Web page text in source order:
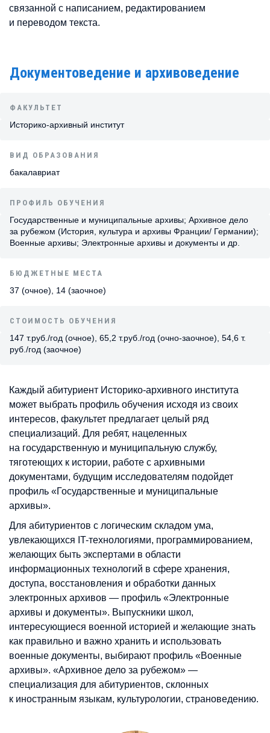
связанной с написанием, редактированием
и переводом текста.
Документоведение и архивоведение
ФАКУЛЬТЕТ
Историко-архивный институт
ВИД ОБРАЗОВАНИЯ
бакалавриат
ПРОФИЛЬ ОБУЧЕНИЯ
Государственные и муниципальные архивы; Архивное дело
за рубежом (История, культура и архивы Франции/ Германии);
Военные архивы; Электронные архивы и документы и др.
БЮДЖЕТНЫЕ МЕСТА
37 (очное), 14 (заочное)
СТОИМОСТЬ ОБУЧЕНИЯ
147 т.руб./год (очное), 65,2 т.руб./год (очно-заочное), 54,6 т.
руб./год (заочное)
Каждый абитуриент Историко-архивного института
может выбрать профиль обучения исходя из своих
интересов, факультет предлагает целый ряд
специализаций. Для ребят, нацеленных
на государственную и муниципальную службу,
тяготеющих к истории, работе с архивными
документами, будущим исследователям подойдет
профиль «Государственные и муниципальные
архивы».
Для абитуриентов с логическим складом ума,
увлекающихся IT-технологиями, программированием,
желающих быть экспертами в области
информационных технологий в сфере хранения,
доступа, восстановления и обработки данных
электронных архивов — профиль «Электронные
архивы и документы». Выпускники школ,
интересующиеся военной историей и желающие знать
как правильно и важно хранить и использовать
военные документы, выбирают профиль «Военные
архивы». «Архивное дело за рубежом» —
специализация для абитуриентов, склонных
к иностранным языкам, культурологии, страноведению.